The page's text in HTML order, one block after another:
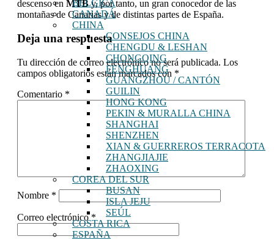
BÉLGICA
CANADÁ
CHINA
CONSEJOS CHINA
CHENGDU & LESHAN
CHONGQING
FENGHUANG
GUANGZHOU / CANTÓN
GUILIN
HONG KONG
PEKIN & MURALLA CHINA
SHANGHAI
SHENZHEN
XIAN & GUERREROS TERRACOTA
ZHANGJIAJIE
ZHAOXING
COREA DEL SUR
BUSAN
ISLA JEJU
SEÚL
COSTA RICA
ESPAÑA
descenso en MTBy, por tanto, un gran conocedor de las
montañas de Canarias y de distintas partes de España.
Interacciones
los
lectores
Deja una respuesta
Tu dirección de correo electrónico no será publicada. Los
campos obligatorios están marcados con *
Comentario *
Nombre *
Correo electrónico*